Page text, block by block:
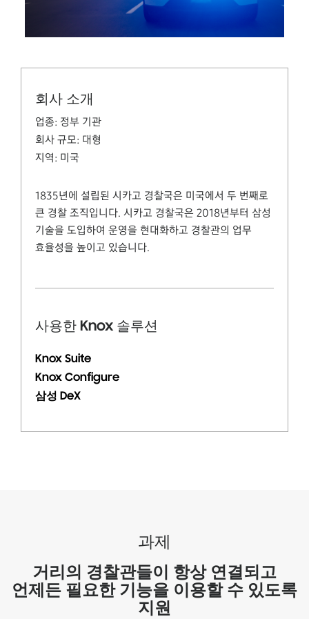
회사 소개
업종: 정부 기관
회사 규모: 대형
지역: 미국
1835년에 설립된 시카고 경찰국은 미국에서 두 번째로
큰 경찰 조직입니다. 시카고 경찰국은 2018년부터 삼성
기술을 도입하여 운영을 현대화하고 경찰관의 업무
효율성을 높이고 있습니다.
사용한 Knox 솔루션
Knox Suite
Knox Configure
삼성 DeX
과제
거리의 경찰관들이 항상 연결되고
언제든 필요한 기능을 이용할 수 있도록
지원